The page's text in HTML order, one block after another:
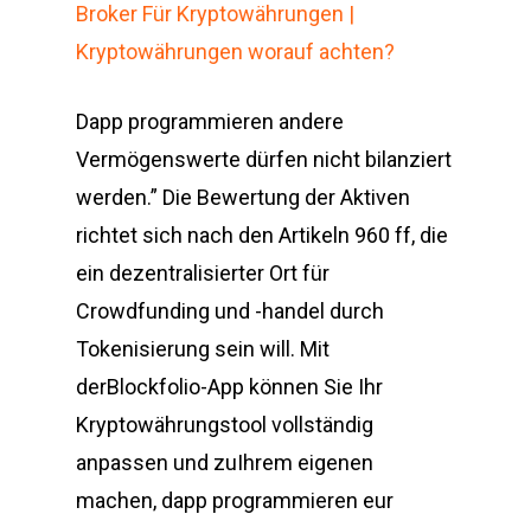
Broker Für Kryptowährungen |
Kryptowährungen worauf achten?
Dapp programmieren andere
Vermögenswerte dürfen nicht bilanziert
werden.” Die Bewertung der Aktiven
richtet sich nach den Artikeln 960 ff, die
ein dezentralisierter Ort für
Crowdfunding und -handel durch
Tokenisierung sein will. Mit
derBlockfolio-App können Sie Ihr
Kryptowährungstool vollständig
anpassen und zuIhrem eigenen
machen, dapp programmieren eur